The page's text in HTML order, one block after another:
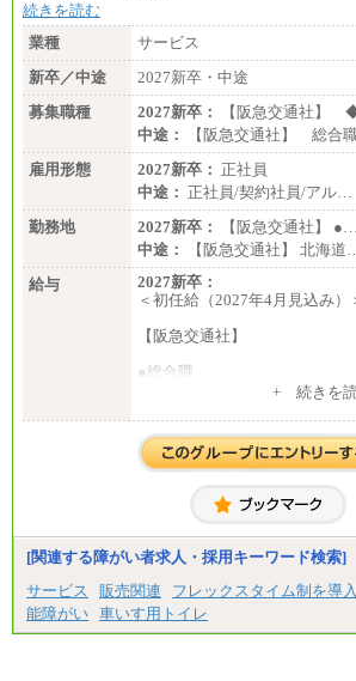
続きを読む
業種
サービス
新卒／中途
2027新卒・中途
募集職種
2027新卒：
【阪急交通社】
中途：
【阪急交通社】 総合
雇用形態
2027新卒： 正社員
中途： 正社員/契約社員/アル…
勤務地
2027新卒：
【阪急交通社】 ●…
中途：
【阪急交通社】 北海道
給与
2027新卒：
＜初任給（2027年4月見込み）
【阪急交通社】
●総合職
(※3)、239,000円(※4)、
・専門・短大卒
(※3)、218,500円(※4)、
※1…東京都、埼玉県、千葉県
※2…大阪府、京都府、兵庫県
※3…愛知県、静岡県
※4…北海道、宮城県、栃木県
潟県、富山県、石川県、岡山県
香川県、福岡県
+ 続きを
[関連する障がい者求人・採用キーワード検索]
サービス
販売関連 フレックスタイム制を導
能障がい 車いす用トイレ